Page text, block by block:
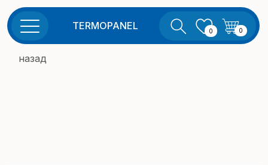
0
TERMOPANEL
назад